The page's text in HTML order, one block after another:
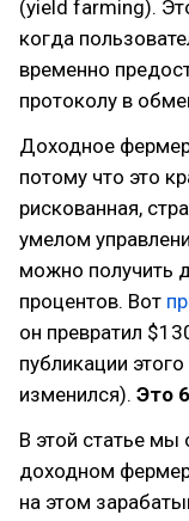
(yield farming).
когда
временно
протоколу в
Доходное
потому что это
рискованная,
умелом
можно получить
процентов. Вот
он превратил
публикации
изменился). Это
В этой статье
доходном
на этом